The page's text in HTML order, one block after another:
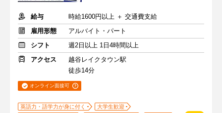
給与
時給1600円以上 ＋ 交通費支給
雇用形態
アルバイト・パート
シフト
週2日以上 1日4時間以上
アクセス
越谷レイクタウン駅
徒歩14分
オンライン面接可
英語力・語学力が身に付く
大学生歓迎